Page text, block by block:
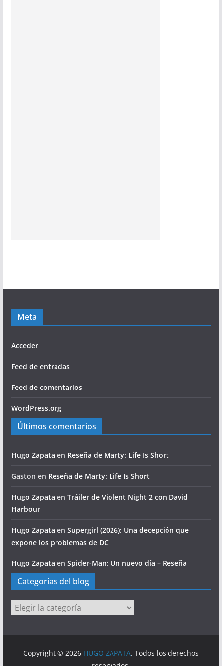
Meta
Acceder
Feed de entradas
Feed de comentarios
WordPress.org
Últimos comentarios
Hugo Zapata en Reseña de Marty: Life Is Short
Gaston en Reseña de Marty: Life Is Short
Hugo Zapata en Tráiler de Violent Night 2 con David
Harbour
Hugo Zapata en Supergirl (2026): Una decepción que
expone los problemas de DC
Hugo Zapata en Spider-Man: Un nuevo día – Reseña
Categorías del blog
Categorías
del
Copyright © 2026 HUGO ZAPATA. Todos los derechos